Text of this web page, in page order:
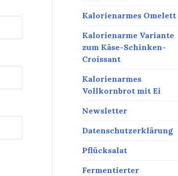
Kalorienarmes Omelett
Kalorienarme Variante
zum Käse-Schinken-
Croissant
Kalorienarmes
Vollkornbrot mit Ei
Newsletter
Datenschutzerklärung
Pflücksalat
Fermentierter